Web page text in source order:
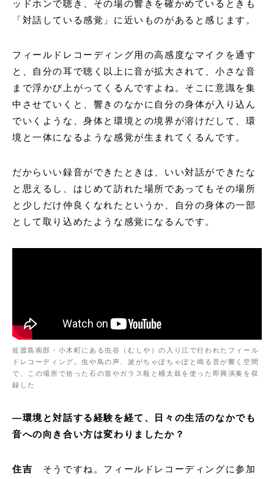
ッドホンで聴き、その場の響きを確かめているときも
「対話している感覚」に近いものがあると感じます。
フィールドレコーディング用の高感度なマイクを通す
と、自分の耳で聴く以上に音が拡大されて、小さな音
まで浮かび上がってくるんですよね。そこに意識を集
中させていくと、響きのなかに自分の身体が入り込ん
でいくような、身体と環境との境界が溶けだして、環
境と一体になるような感覚が生まれてくるんです。
だからいい録音ができたときは、いい対話ができたな
と思えるし、はじめて訪れた場所であってもその場所
と少しだけ仲良くなれたというか、自分の身体の一部
として取り込めたような感覚になるんです。
佐渡島南部・小木町にある虫谷（むしや）の入り江で行われたフィール
ドレコーディング。虫や鳥の声、波がちゃぽちゃぽと鳴る音が響く空間
で、この場所で拾った石の笛やガラス瓶と桶太鼓を使った即興演奏を収
録した
―環境と対話する経験を経て、日々の生活のなかでも
音への向き合い方は変わりましたか？
住吉
そうですね。フィールドレコーディングに参加